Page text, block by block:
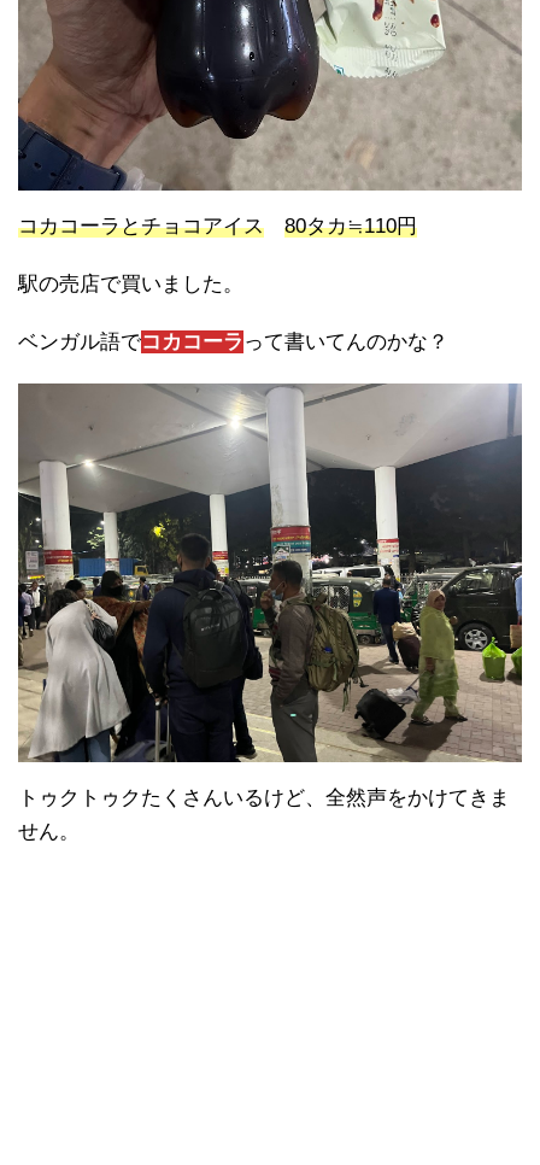
コカコーラとチョコアイス 80タカ≒110円
駅の売店で買いました。
ベンガル語でコカコーラ って書いてんのかな？
トゥクトゥクたくさんいるけど、全然声をかけてきま
せん。